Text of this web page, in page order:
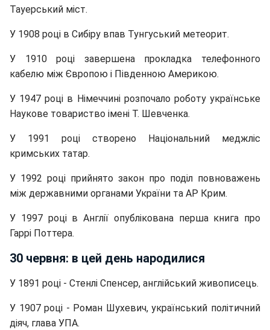
Тауерський міст.
У 1908 році в Сибіру впав Тунгуський метеорит.
У 1910 році завершена прокладка телефонного
кабелю між Європою і Південною Америкою.
У 1947 році в Німеччині розпочало роботу українське
Наукове товариство імені Т. Шевченка.
У 1991 році створено Національний меджліс
кримських татар.
У 1992 році прийнято закон про поділ повноважень
між державними органами України та АР Крим.
У 1997 році в Англії опублікована перша книга про
Гаррі Поттера.
30 червня: в цей день народилися
У 1891 році - Стенлі Спенсер, англійський живописець.
У 1907 році - Роман Шухевич, український політичний
діяч, глава УПА.